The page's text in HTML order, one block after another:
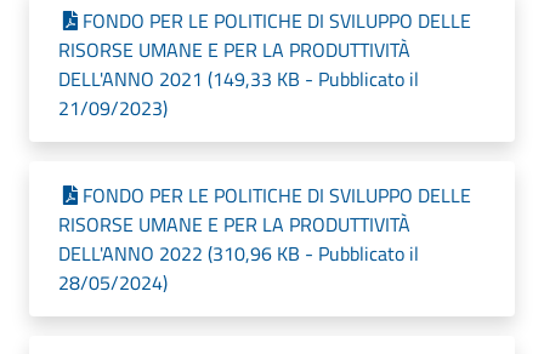
FONDO PER LE POLITICHE DI SVILUPPO DELLE
RISORSE UMANE E PER LA PRODUTTIVITÀ
DELL'ANNO 2021 (149,33 KB - Pubblicato il
21/09/2023)
FONDO PER LE POLITICHE DI SVILUPPO DELLE
RISORSE UMANE E PER LA PRODUTTIVITÀ
DELL'ANNO 2022 (310,96 KB - Pubblicato il
28/05/2024)